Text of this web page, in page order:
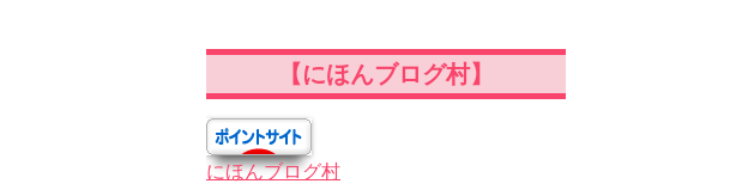
【にほんブログ村】
にほんブログ村